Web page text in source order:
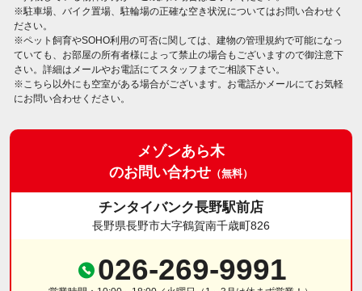
※駐車場、バイク置場、駐輪場の正確な空き状況についてはお問い合わせく
ださい。
※ペット飼育やSOHO利用の可否に関しては、建物の管理規約で可能になっ
ていても、お部屋の所有者様によって禁止の場合もございますので御注意下
さい。詳細はメールやお電話にてスタッフまでご相談下さい。
※こちら以外にも空室がある場合がございます。お電話かメールにてお気軽
にお問い合わせください。
メゾンあら木
のお問い合わせ （無料）
チンタイバンク長野駅前店
長野県長野市大字鶴賀南千歳町826
026-269-9991